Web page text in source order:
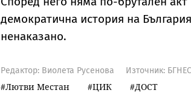
демократична история на
ненаказано.
Редактор: Виолета Русенова Източник: БГНЕС
Лютви Местан ЦИК ДОСТ